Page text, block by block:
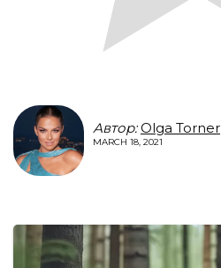
Автор: Olga Torner
MARCH 18, 2021